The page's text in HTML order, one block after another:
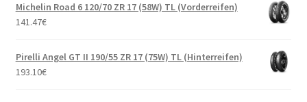
Michelin Road 6 120/70 ZR 17 (58W) TL (Vorderreifen)
141.47€
Pirelli Angel GT II 190/55 ZR 17 (75W) TL (Hinterreifen)
193.10€